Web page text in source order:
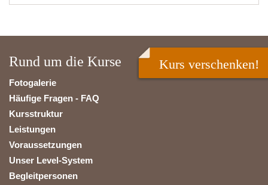
Rund um die Kurse
Fotogalerie
Häufige Fragen - FAQ
Kursstruktur
Leistungen
Voraussetzungen
Unser Level-System
Begleitpersonen
Kurs verschenken!